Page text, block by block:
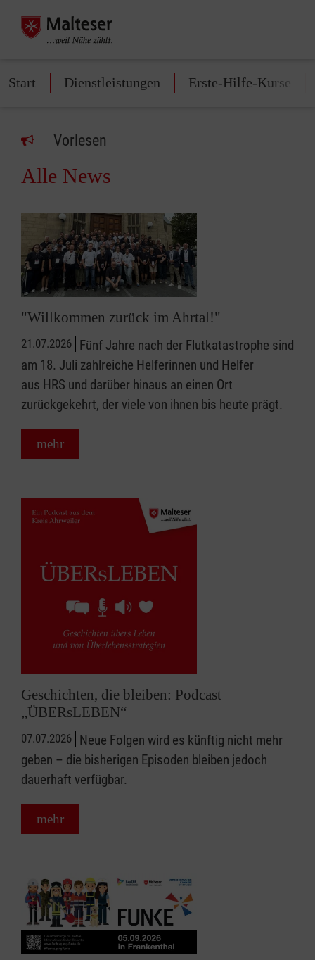
Start Dienstleistungen Erste-Hilfe-Kurse
Vorlesen
Alle News
"Willkommen zurück im Ahrtal!"
21.07.2026 Fünf Jahre nach der Flutkatastrophe sind
am 18. Juli zahlreiche Helferinnen und Helfer
aus HRS und darüber hinaus an einen Ort
zurückgekehrt, der viele von ihnen bis heute prägt.
mehr
Geschichten, die bleiben: Podcast
„ÜBERsLEBEN“
07.07.2026 Neue Folgen wird es künftig nicht mehr
geben – die bisherigen Episoden bleiben jedoch
dauerhaft verfügbar.
mehr